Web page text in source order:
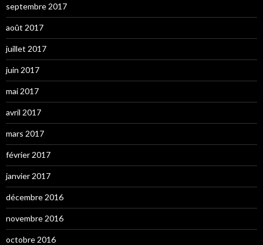
septembre 2017
août 2017
juillet 2017
juin 2017
mai 2017
avril 2017
mars 2017
février 2017
janvier 2017
décembre 2016
novembre 2016
octobre 2016